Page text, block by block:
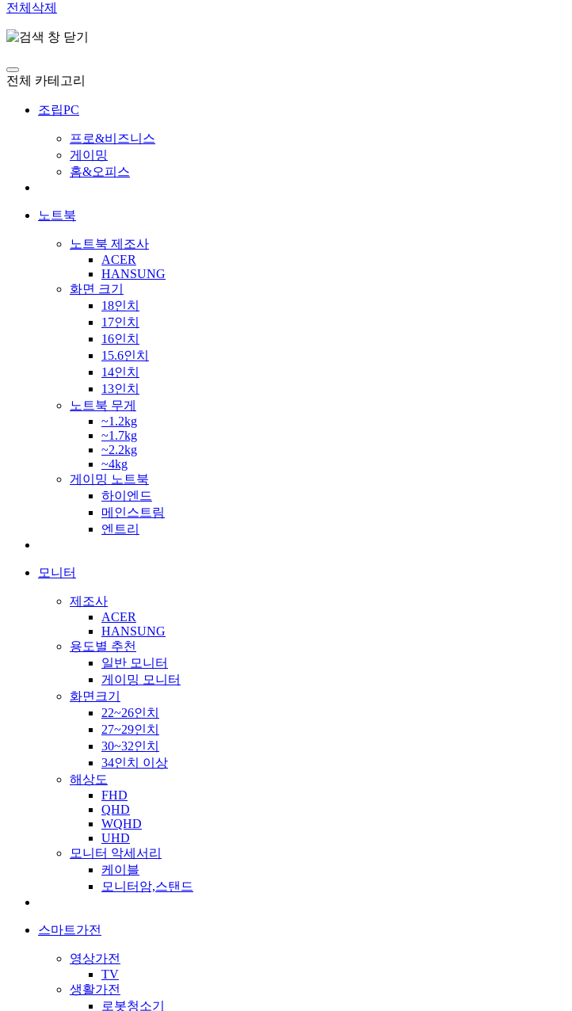
전체삭제
전체 카테고리
조립PC
프로&비즈니스
게이밍
홈&오피스
노트북
노트북 제조사
ACER
HANSUNG
화면 크기
18인치
17인치
16인치
15.6인치
14인치
13인치
노트북 무게
~1.2kg
~1.7kg
~2.2kg
~4kg
게이밍 노트북
하이엔드
메인스트림
엔트리
모니터
제조사
ACER
HANSUNG
용도별 추천
일반 모니터
게이밍 모니터
화면크기
22~26인치
27~29인치
30~32인치
34인치 이상
해상도
FHD
QHD
WQHD
UHD
모니터 악세서리
케이블
모니터암,스탠드
스마트가전
영상가전
TV
생활가전
로봇청소기